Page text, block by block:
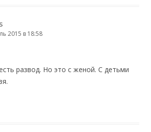
2015 в 18:58
развод. Но это с женой. С детьми